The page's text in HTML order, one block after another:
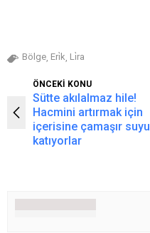
Bölge, Eri̇k, Li̇ra
ÖNCEKİ KONU
Sütte akılalmaz hile!
Hacmini artırmak için
içerisine çamaşır suyu
katıyorlar